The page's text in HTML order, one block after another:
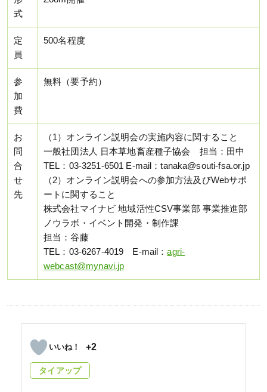
式
定
員
500名程度
参
加
費
無料（要予約）
お
問
合
せ
先
（1）オンライン説明会の実施内容に関すること
一般社団法人 日本草地畜産種子協会 担当：田中
TEL：03-3251-6501 E-mail：tanaka@souti-fsa.or.jp
（2）オンライン説明会への参加方法及びWebサポ
ートに関すること
株式会社マイナビ 地域活性CSV事業部 事業推進部
ノウラボ・イベント開発・制作課
担当：谷藤
TEL：03-6267-4019 E-mail：agri-
webcast@mynavi.jp
+2
タイアップ